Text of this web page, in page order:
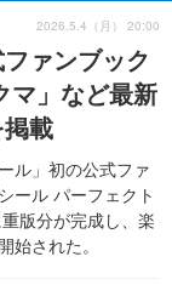
グッズ
海外
ビジネス
ティスト
実写
イベント
座談会
画/ドラマ
Cafe
ァンブック
マ」など最新
載
ル」初の公式ファ
ール パーフェクト
版分が完成し、楽
始された。
2026.5.4（月） 20:00